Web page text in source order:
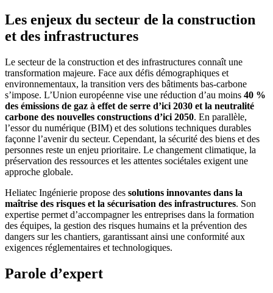
Les enjeux du secteur de la construction
et des infrastructures
Le secteur de la construction et des infrastructures connaît une
transformation majeure. Face aux défis démographiques et
environnementaux, la transition vers des bâtiments bas-carbone
s’impose. L’Union européenne vise une réduction d’au moins 40 %
des émissions de gaz à effet de serre d’ici 2030 et la neutralité
carbone des nouvelles constructions d’ici 2050. En parallèle,
l’essor du numérique (BIM) et des solutions techniques durables
façonne l’avenir du secteur. Cependant, la sécurité des biens et des
personnes reste un enjeu prioritaire. Le changement climatique, la
préservation des ressources et les attentes sociétales exigent une
approche globale.
Heliatec Ingénierie propose des solutions innovantes dans la
maîtrise des risques et la sécurisation des infrastructures. Son
expertise permet d’accompagner les entreprises dans la formation
des équipes, la gestion des risques humains et la prévention des
dangers sur les chantiers, garantissant ainsi une conformité aux
exigences réglementaires et technologiques.
Parole d’expert